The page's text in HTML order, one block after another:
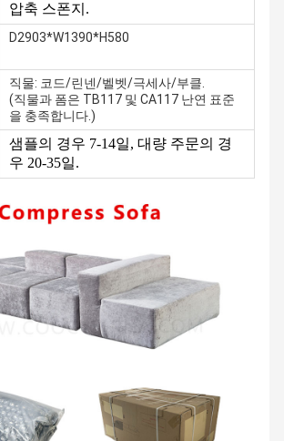
압축 스폰지.
D2903*W1390*H580
직물: 코드/린넨/벨벳/극세사/부클.
(직물과 폼은 TB117 및 CA117 난연 표준
을 충족합니다.)
샘플의 경우 7-14일, 대량 주문의 경
우 20-35일.